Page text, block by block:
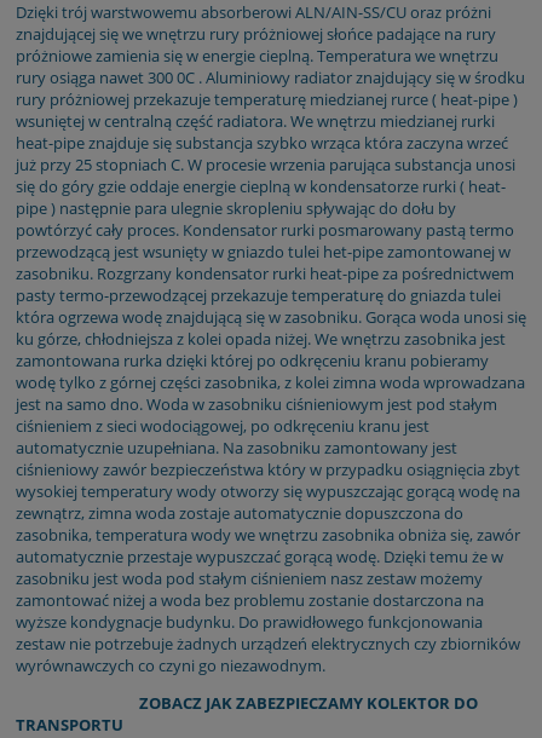
Dzięki trój warstwowemu absorberowi ALN/AIN-SS/CU oraz próżni
znajdującej się we wnętrzu rury próżniowej słońce padające na rury
próżniowe zamienia się w energie cieplną. Temperatura we wnętrzu
rury osiąga nawet 300 0C . Aluminiowy radiator znajdujący się w środku
rury próżniowej przekazuje temperaturę miedzianej rurce ( heat-pipe )
wsuniętej w centralną część radiatora. We wnętrzu miedzianej rurki
heat-pipe znajduje się substancja szybko wrząca która zaczyna wrzeć
już przy 25 stopniach C. W procesie wrzenia parująca substancja unosi
się do góry gzie oddaje energie cieplną w kondensatorze rurki ( heat-
pipe ) następnie para ulegnie skropleniu spływając do dołu by
powtórzyć cały proces. Kondensator rurki posmarowany pastą termo
przewodzącą jest wsunięty w gniazdo tulei het-pipe zamontowanej w
zasobniku. Rozgrzany kondensator rurki heat-pipe za pośrednictwem
pasty termo-przewodzącej przekazuje temperaturę do gniazda tulei
która ogrzewa wodę znajdującą się w zasobniku. Gorąca woda unosi się
ku górze, chłodniejsza z kolei opada niżej. We wnętrzu zasobnika jest
zamontowana rurka dzięki której po odkręceniu kranu pobieramy
wodę tylko z górnej części zasobnika, z kolei zimna woda wprowadzana
jest na samo dno. Woda w zasobniku ciśnieniowym jest pod stałym
ciśnieniem z sieci wodociągowej, po odkręceniu kranu jest
automatycznie uzupełniana. Na zasobniku zamontowany jest
ciśnieniowy zawór bezpieczeństwa który w przypadku osiągnięcia zbyt
wysokiej temperatury wody otworzy się wypuszczając gorącą wodę na
zewnątrz, zimna woda zostaje automatycznie dopuszczona do
zasobnika, temperatura wody we wnętrzu zasobnika obniża się, zawór
automatycznie przestaje wypuszczać gorącą wodę. Dzięki temu że w
zasobniku jest woda pod stałym ciśnieniem nasz zestaw możemy
zamontować niżej a woda bez problemu zostanie dostarczona na
wyższe kondygnacje budynku. Do prawidłowego funkcjonowania
zestaw nie potrzebuje żadnych urządzeń elektrycznych czy zbiorników
wyrównawczych co czyni go niezawodnym.
ZOBACZ JAK ZABEZPIECZAMY KOLEKTOR DO
TRANSPORTU